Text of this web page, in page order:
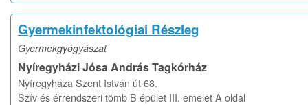
Gyermekinfektológiai Részleg
Gyermekgyógyászat
Nyíregyházi Jósa András Tagkórház
Nyíregyháza Szent István út 68.
Szív és érrendszeri tömb B épület III. emelet A oldal